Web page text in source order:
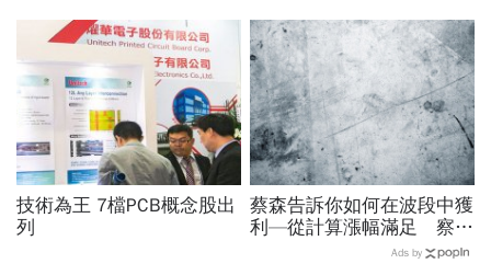
股利
技術為王 7檔PCB概念股出
列
蔡森告訴你如何在波段中獲
利—從計算漲幅滿足 察覺
Ads by